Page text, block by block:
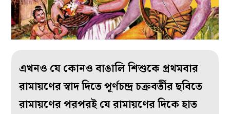
এখনও যে কোনও বাঙালি শিশুকে প্রথমবার
রামায়ণের স্বাদ দিতে পূর্ণচন্দ্র চক্রবর্তীর ছবিতে
রামায়ণের পরপরই যে রামায়ণের দিকে হাত